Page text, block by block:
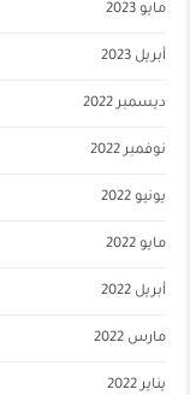
مايو 2023
أبريل 2023
ديسمبر 2022
نوفمبر 2022
يونيو 2022
مايو 2022
أبريل 2022
مارس 2022
يناير 2022